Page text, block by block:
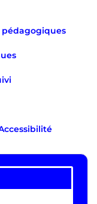
pédagogiques